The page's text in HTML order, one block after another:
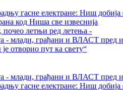
гасне електране: Ниш добија
код Ниша све извеснија
почео летњи ред летења -
- млади, грађани и ВЛАСТ пред
отворио пут ка свету“
- млади, грађани и ВЛАСТ пред
гасне електране: Ниш добија